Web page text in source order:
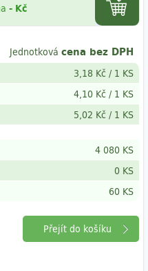
- Kč
Jednotková cena bez DPH
3,18 Kč / 1 KS
4,10 Kč / 1 KS
5,02 Kč / 1 KS
4 080 KS
0 KS
60 KS
Přejít do košíku